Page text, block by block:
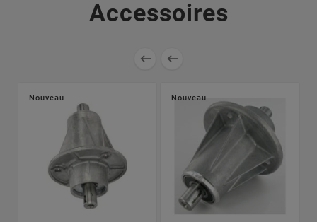
Accessoires
 
Nouveau Nouveau